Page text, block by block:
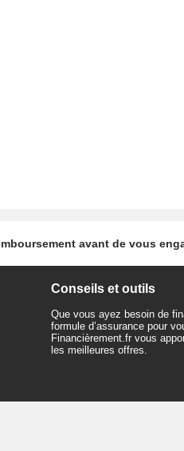
avant de vous
Conseils et outils
Que vous ayez besoin de
formule d’assurance pour
Financièrement.fr vous
les meilleures offres.